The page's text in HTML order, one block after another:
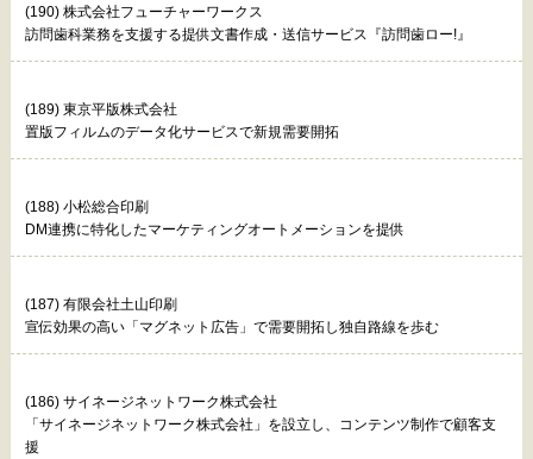
(190) 株式会社フューチャーワークス
訪問歯科業務を支援する提供文書作成・送信サービス『訪問歯ロー!』
(189) 東京平版株式会社
置版フィルムのデータ化サービスで新規需要開拓
(188) 小松総合印刷
DM連携に特化したマーケティングオートメーションを提供
(187) 有限会社土山印刷
宣伝効果の高い「マグネット広告」で需要開拓し独自路線を歩む
(186) サイネージネットワーク株式会社
「サイネージネットワーク株式会社」を設立し、コンテンツ制作で顧客支
援